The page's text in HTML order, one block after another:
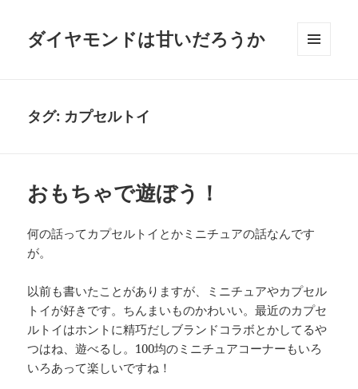
ダイヤモンドは甘いだろうか
タグ: カプセルトイ
おもちゃで遊ぼう！
何の話ってカプセルトイとかミニチュアの話なんです
が。
以前も書いたことがありますが、ミニチュアやカプセル
トイが好きです。ちんまいものかわいい。最近のカプセ
ルトイはホントに精巧だしブランドコラボとかしてるや
つはね、遊べるし。100均のミニチュアコーナーもいろ
いろあって楽しいですね！